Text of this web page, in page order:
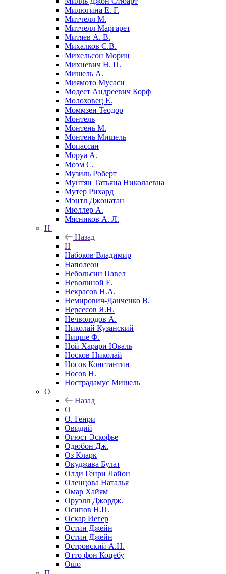
Милюгина Е. Г.
Митчелл М.
Митчелл Маргарет
Митяев А. В.
Михалков С.В.
Михельсон Мориц
Михневич Н. П.
Мишель А.
Миямото Мусаси
Модест Андреевич Корф
Молоховец Е.
Моммзен Теодор
Монтель
Монтень М.
Монтень Мишель
Мопассан
Моруа А.
Моэм С.
Музиль Роберт
Мунтян Татьяна Николаевна
Мутер Рихард
Мэнтл Джонатан
Мюллер А.
Мясников А. Л.
Н
Назад
Н
Набоков Владимир
Наполеон
Небольсин Павел
Неволиной Е.
Некрасов Н.А.
Немирович-Данченко В.
Нерсесов Я.Н.
Нечволодов А.
Николай Кузанский
Ницше Ф.
Ной Харари Юваль
Носков Николай
Носов Константин
Носов Н.
Нострадамус Мишель
О
Назад
О
О. Генри
Овидий
Огюст Эскофье
Одюбон Дж.
Оз Кларк
Окуджава Булат
Олди Генри Лайон
Оленцова Наталья
Омар Хайям
Оруэлл Джордж.
Осипов Н.П.
Оскар Иегер
Остин Джейн
Остин Джейн
Островский А.Н.
Отто фон Коцебу
Ошо